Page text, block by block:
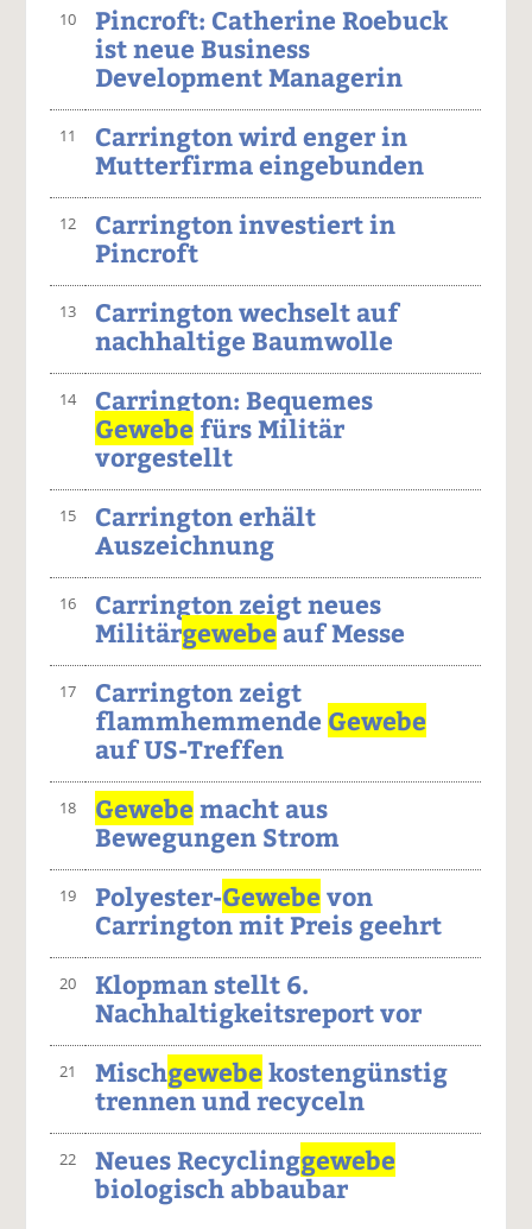
10
Pincroft: Catherine Roebuck
ist neue Business
Development Managerin
11
Carrington wird enger in
Mutterfirma eingebunden
12
Carrington investiert in
Pincroft
13
Carrington wechselt auf
nachhaltige Baumwolle
14
Carrington: Bequemes
Gewebe fürs Militär
vorgestellt
15
Carrington erhält
Auszeichnung
16
Carrington zeigt neues
Militärgewebeauf Messe
17
Carrington zeigt
flammhemmende Gewebe
auf US-Treffen
18 Gewebe macht aus
Bewegungen Strom
19 Polyester-Gewebe von
Carrington mit Preis geehrt
20
Klopman stellt 6.
Nachhaltigkeitsreport vor
21 Mischgewebe kostengünstig
trennen und recyceln
22 Neues Recyclinggewebe
biologisch abbaubar